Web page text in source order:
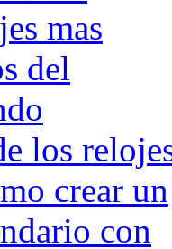
los